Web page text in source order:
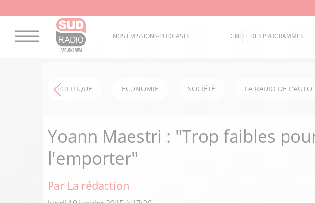
NOS ÉMISSIONS-PODCASTS GRILLE DES PROGRAMMES
POLITIQUE ECONOMIE SOCIÉTÉ LA RADIO DE L'AUTO
Yoann Maestri : "Trop faibles
l'emporter"
Par La rédaction